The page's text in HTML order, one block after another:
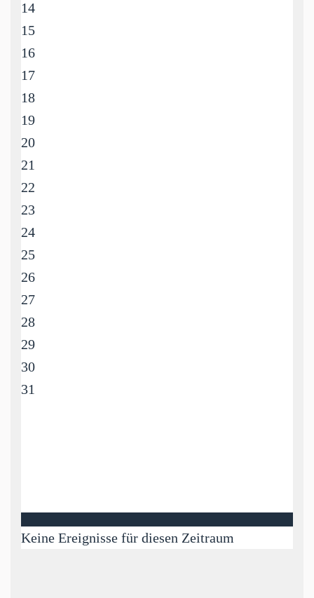
14
15
16
17
18
19
20
21
22
23
24
25
26
27
28
29
30
31
Keine Ereignisse für diesen Zeitraum